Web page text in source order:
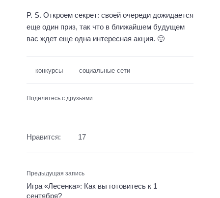
P. S. Откроем секрет: своей очереди дожидается
еще один приз, так что в ближайшем будущем
вас ждет еще одна интересная акция. 🙂
конкурсы социальные сети
Поделитесь с друзьями
Нравится: 17
Предыдущая запись
Игра «Лесенка»: Как вы готовитесь к 1
сентября?